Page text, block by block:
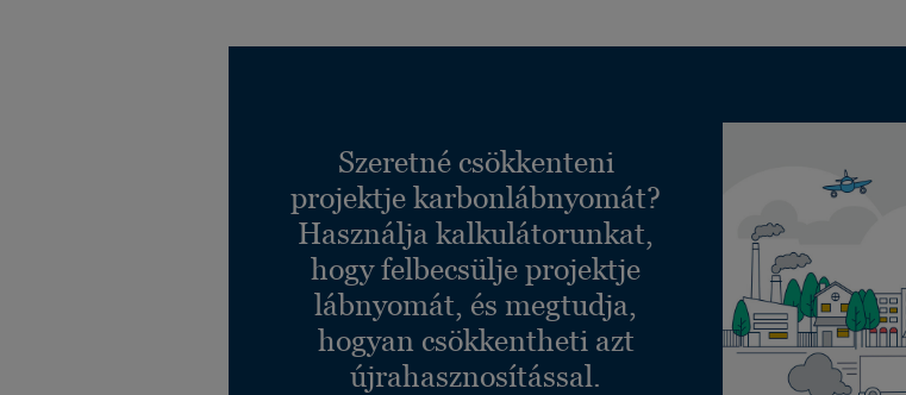
Szeretné csökkenteni
projektje karbonlábnyomát?
Használja kalkulátorunkat,
hogy felbecsülje projektje
lábnyomát, és megtudja,
hogyan csökkentheti azt
újrahasznosítással.